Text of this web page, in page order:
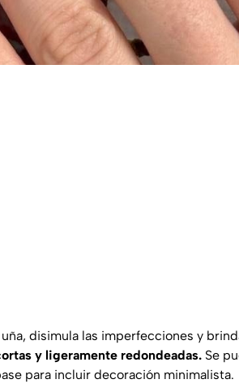
disimula las imperfecciones y
y ligeramente redondeadas. Se
para incluir decoración minimalista.